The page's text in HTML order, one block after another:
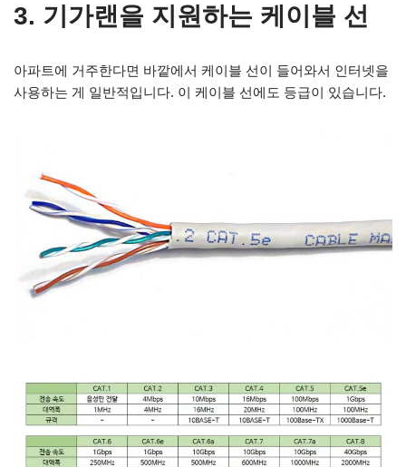
3. 기가랜을 지원하는 케이블 선
아파트에 거주한다면 바깥에서 케이블 선이 들어와서 인터넷을
사용하는 게 일반적입니다. 이 케이블 선에도 등급이 있습니다.